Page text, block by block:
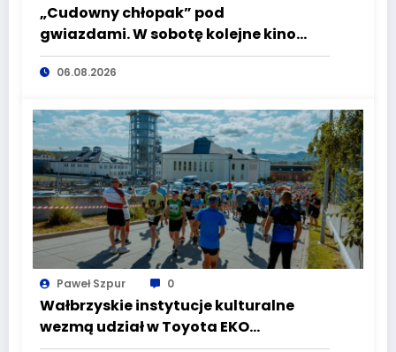
„Cudowny chłopak” pod
gwiazdami. W sobotę kolejne kino
plenerowe w Aqua Zdroju
06.08.2026
Paweł Szpur 0
Wałbrzyskie instytucje kulturalne
wezmą udział w Toyota EKO